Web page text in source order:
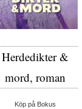
Herdedikter &
mord, roman
Köp på Bokus